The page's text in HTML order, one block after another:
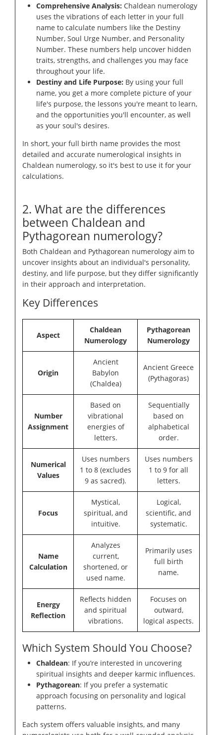
Comprehensive Analysis: Chaldean numerology
uses the vibrations of each letter in your full
name to calculate numbers like the Destiny
Number, Soul Urge Number, and Personality
Number. These numbers help uncover hidden
traits, strengths, and challenges you may face
throughout your life.
Destiny and Life Purpose: By using your full
name, you get a more complete picture of your
life's purpose, the lessons you're meant to learn,
and the opportunities you'll encounter, as well
as your soul's desires.
In short, your full birth name provides the most
detailed and accurate numerological insights in
Chaldean numerology, so it's best to use it for your
calculations.
2. What are the differences
between Chaldean and
Pythagorean numerology?
Both Chaldean and Pythagorean numerology aim to
uncover insights about an individual's personality,
destiny, and life purpose, but they differ significantly
in their approach and interpretation.
Key Differences
Aspect
Chaldean
Numerology
Pythagorean
Numerology
Origin
Ancient
Babylon
(Chaldea)
Ancient Greece
(Pythagoras)
Number
Assignment
Based on
vibrational
energies of
letters.
Sequentially
based on
alphabetical
order.
Numerical
Values
Uses numbers
1 to 8 (excludes
9 as sacred).
Uses numbers
1 to 9 for all
letters.
Focus
Mystical,
spiritual, and
intuitive.
Logical,
scientific, and
systematic.
Name
Calculation
Analyzes
current,
shortened, or
used name.
Primarily uses
full birth
name.
Energy
Reflection
Reflects hidden
and spiritual
vibrations.
Focuses on
outward,
logical aspects.
Which System Should You Choose?
Chaldean: If you’re interested in uncovering
spiritual insights and deeper karmic influences.
Pythagorean: If you prefer a systematic
approach focusing on personality and logical
patterns.
Each system offers valuable insights, and many